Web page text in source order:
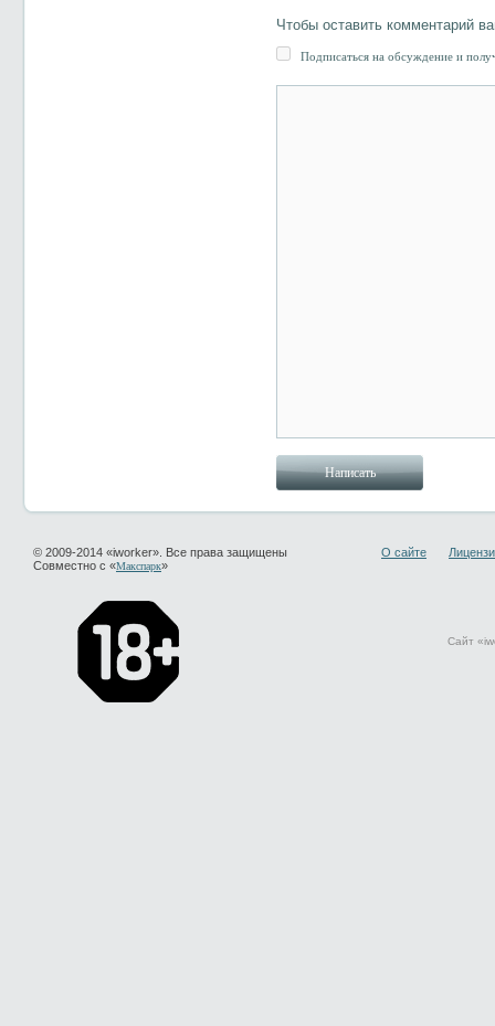
Чтобы оставить комментарий
Подписаться на обсуждение и
© 2009-2014 «iworker». Все права защищены
Совместно с «Макспарк»
О сайте
Сайт